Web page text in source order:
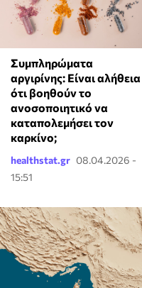
⁠Συμπληρώματα
αργιρίνης: Είναι αλήθεια
ότι βοηθούν το
ανοσοποιητικό να
καταπολεμήσει τον
καρκίνο;
healthstat.gr 08.04.2026 -
15:51